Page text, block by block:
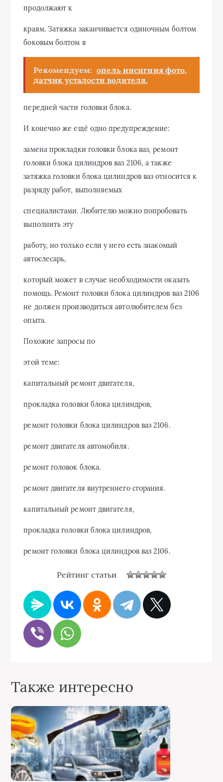
продолжают к
краям. Затяжка заканчивается одиночным болтом
боковым болтом в
Рекомендуем: опель инсигния фото,
датчик усталости водителя.
передней части головки блока.
И конечно же ещё одно предупреждение:
замена прокладки головки блока ваз, ремонт
головки блока цилиндров ваз 2106, а также
затяжка головки блока цилиндров ваз относится к
разряду работ, выполняемых
специалистами. Любителю можно попробовать
выполнить эту
работу, но только если у него есть знакомый
автослесарь,
который может в случае необходимости оказать
помощь. Ремонт головки блока цилиндров ваз 2106
не должен производиться автолюбителем без
опыта.
Похожие запросы по
этой теме:
капитальный ремонт двигателя,
прокладка головки блока цилиндров,
ремонт головки блока цилиндров ваз 2106.
ремонт двигателя автомобиля.
ремонт головок блока.
ремонт двигателя внутреннего сгорания.
капитальный ремонт двигателя,
прокладка головки блока цилиндров,
ремонт головки блока цилиндров ваз 2106.
Рейтинг статьи
Также интересно